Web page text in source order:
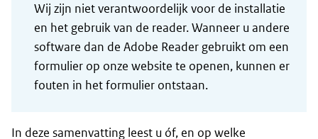
Wij zijn niet verantwoordelijk voor de installatie
en het gebruik van de reader. Wanneer u andere
software dan de Adobe Reader gebruikt om een
formulier op onze website te openen, kunnen er
fouten in het formulier ontstaan.
In deze samenvatting leest u óf, en op welke